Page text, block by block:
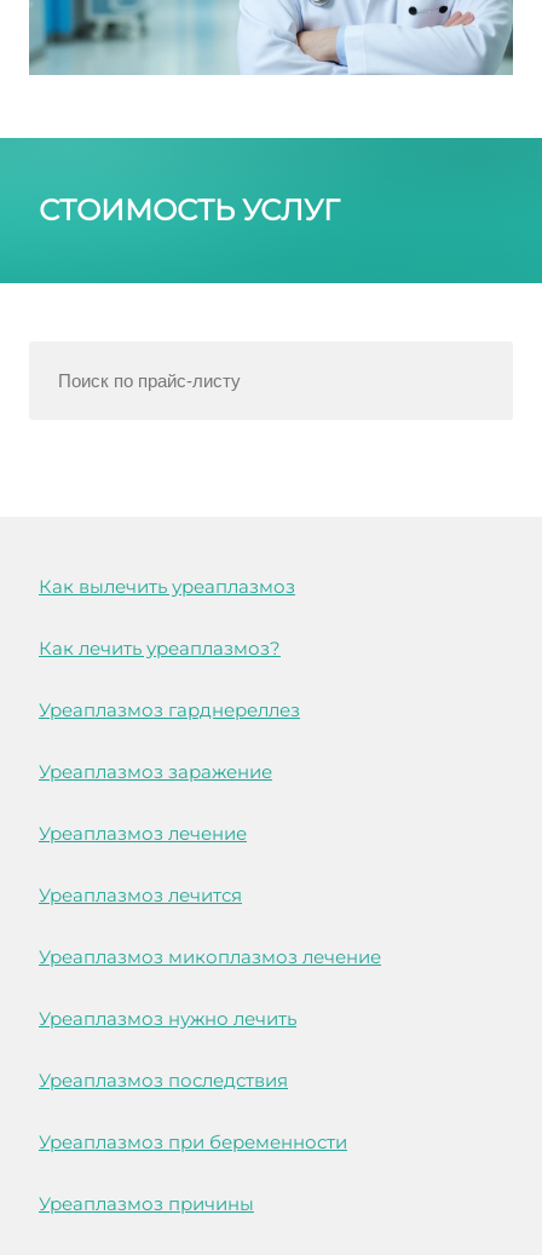
СТОИМОСТЬ УСЛУГ
Как вылечить уреаплазмоз
Как лечить уреаплазмоз?
Уреаплазмоз гарднереллез
Уреаплазмоз заражение
Уреаплазмоз лечение
Уреаплазмоз лечится
Уреаплазмоз микоплазмоз лечение
Уреаплазмоз нужно лечить
Уреаплазмоз последствия
Уреаплазмоз при беременности
Уреаплазмоз причины